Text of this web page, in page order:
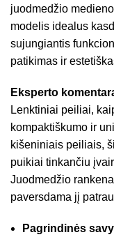
juodmedžio
modelis idealus
sujungiantis
patikimas ir
Eksperto
Lenktiniai peiliai,
kompaktiškumo ir
kišeniniais peiliais,
puikiai tinkančiu
Juodmedžio
paversdama jį
Pagrindinės